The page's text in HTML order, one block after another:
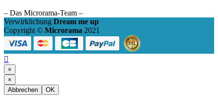
– Das Microrama-Team –
Verwirklichung Dream me up
Copyright © Microrama 2021

×
×
Abbrechen
OK